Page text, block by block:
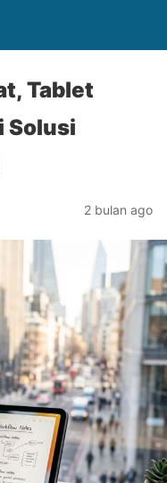
Tablet
Solusi
2 bulan ago